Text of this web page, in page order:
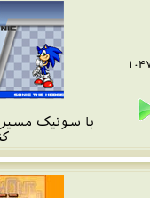
با سونیک